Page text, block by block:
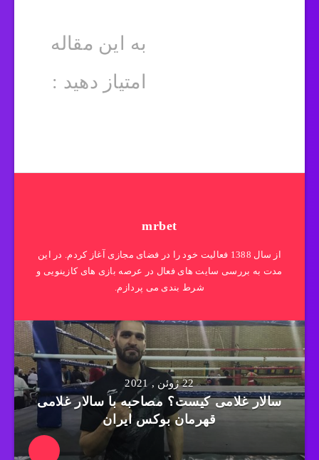
به این مقاله
امتیاز دهید :
mrbet
از سال 1388 فعالیت خود را در فضای مجازی آغاز کردم. در این
مدت به بررسی سایت های فعال در عرصه بازی های کازینویی و
شرط بندی می پردازم.
22 ژوئن , 2021
سالار غلامی کیست؟ مصاحبه با سالار غلامی
قهرمان بوکس ایران